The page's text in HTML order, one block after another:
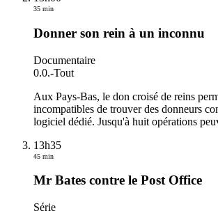
35 min
Donner son rein à un inconnu
Documentaire
0.0.-Tout
Aux Pays-Bas, le don croisé de reins
incompatibles de trouver des donneurs
logiciel dédié. Jusqu'à huit opérations
13h35
45 min
Mr Bates contre le Post Office
Série